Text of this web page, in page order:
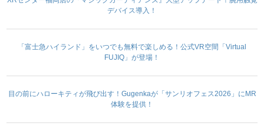
デバイス導入！
「富士急ハイランド」をいつでも無料で楽しめる！公式VR空間「Virtual
FUJIQ」が登場！
目の前にハローキティが飛び出す！Gugenkaが「サンリオフェス2026」にMR
体験を提供！